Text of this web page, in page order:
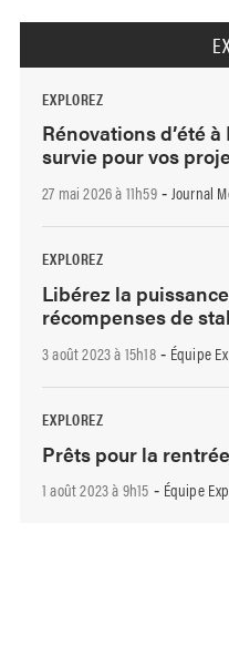
EXPLOREZ
Rénovations d’été
survie pour vos
27 mai 2026 à 11h59- Journal
EXPLOREZ
Libérez la
récompenses de
3 août 2023 à 15h18- Équipe
EXPLOREZ
Prêts pour la
1 août 2023 à 9h15 - Équipe